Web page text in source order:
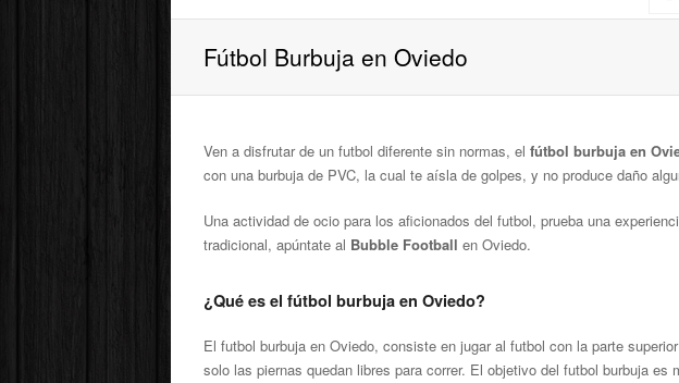
Fútbol Burbuja en Oviedo
Ven a disfrutar de un futbol diferente sin normas, el fútbol burbuja en
con una burbuja de PVC, la cual te aísla de golpes, y no produce daño
Una actividad de ocio para los aficionados del futbol, prueba una
tradicional, apúntate al Bubble Football en Oviedo.
¿Qué es el fútbol burbuja en Oviedo?
El futbol burbuja en Oviedo, consiste en jugar al futbol con la parte
solo las piernas quedan libres para correr. El objetivo del futbol burbuja es